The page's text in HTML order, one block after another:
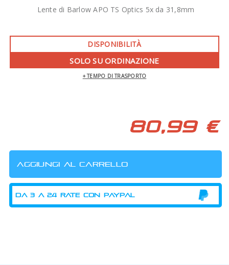
Lente di Barlow APO TS Optics 5x da 31,8mm
DISPONIBILITÀ
SOLO SU ORDINAZIONE
+ TEMPO DI TRASPORTO
80,99 €